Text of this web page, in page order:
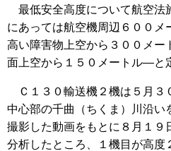
最低安全高度について航空法
にあっては航空機周辺６００メ
高い障害物上空から３００メー
面上空から１５０メートル―と
Ｃ１３０輸送機２機は５月３
中心部の千曲（ちくま）川沿い
撮影した動画をもとに８月１９
分析したところ、１機目が高度